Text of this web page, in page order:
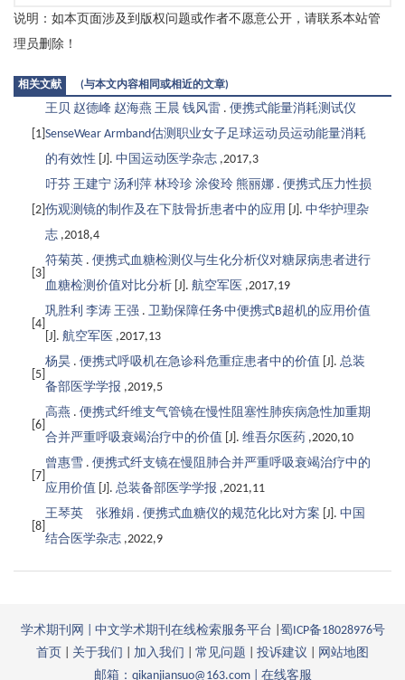
说明：如本页面涉及到版权问题或作者不愿意公开，请联系本站管
理员删除！
相关文献 (与本文内容相同或相近的文章)
[1]
王贝 赵德峰 赵海燕 王晨 钱风雷 . 便携式能量消耗测试仪
SenseWear Armband估测职业女子足球运动员运动能量消耗
的有效性 [J]. 中国运动医学杂志 ,2017,3
[2]
吁芬 王建宁 汤利萍 林玲珍 涂俊玲 熊丽娜 . 便携式压力性损
伤观测镜的制作及在下肢骨折患者中的应用 [J]. 中华护理杂
志 ,2018,4
[3]
符菊英 . 便携式血糖检测仪与生化分析仪对糖尿病患者进行
血糖检测价值对比分析 [J]. 航空军医 ,2017,19
[4]
巩胜利 李涛 王强 . 卫勤保障任务中便携式B超机的应用价值
[J]. 航空军医 ,2017,13
[5]
杨昊 . 便携式呼吸机在急诊科危重症患者中的价值 [J]. 总装
备部医学学报 ,2019,5
[6]
高燕 . 便携式纤维支气管镜在慢性阻塞性肺疾病急性加重期
合并严重呼吸衰竭治疗中的价值 [J]. 维吾尔医药 ,2020,10
[7]
曾惠雪 . 便携式纤支镜在慢阻肺合并严重呼吸衰竭治疗中的
应用价值 [J]. 总装备部医学学报 ,2021,11
[8]
王琴英 张雅娟 . 便携式血糖仪的规范化比对方案 [J]. 中国
结合医学杂志 ,2022,9
学术期刊网 | 中文学术期刊在线检索服务平台
蜀ICP备18028976号
首页
关于我们 加入我们 常见问题 投诉建议
网站地图
邮箱：qikanjiansuo@163.com | 在线客服